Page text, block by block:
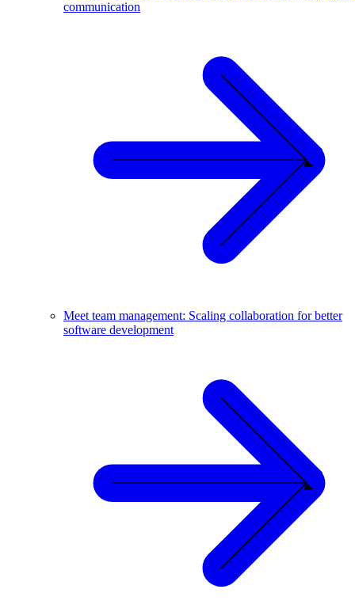
communication
Meet team management: Scaling collaboration for better
software development